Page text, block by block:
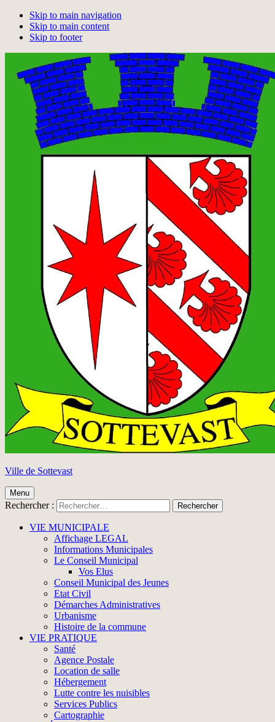
Skip to main navigation
Skip to main content
Skip to footer
Ville de Sottevast
Menu
Rechercher :
VIE MUNICIPALE
Affichage LEGAL
Informations Municipales
Le Conseil Municipal
Vos Elus
Conseil Municipal des Jeunes
Etat Civil
Démarches Administratives
Urbanisme
Histoire de la commune
VIE PRATIQUE
Santé
Agence Postale
Location de salle
Hébergement
Lutte contre les nuisibles
Services Publics
Cartographie